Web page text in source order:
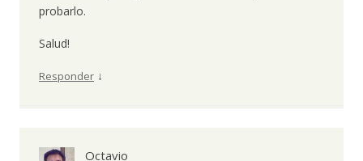
probarlo.
Salud!
Responder ↓
Octavio